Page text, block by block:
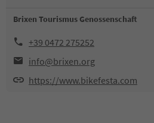
Brixen Tourismus Genossenschaft
+39 0472 275252
info@brixen.org
https://www.bikefesta.com